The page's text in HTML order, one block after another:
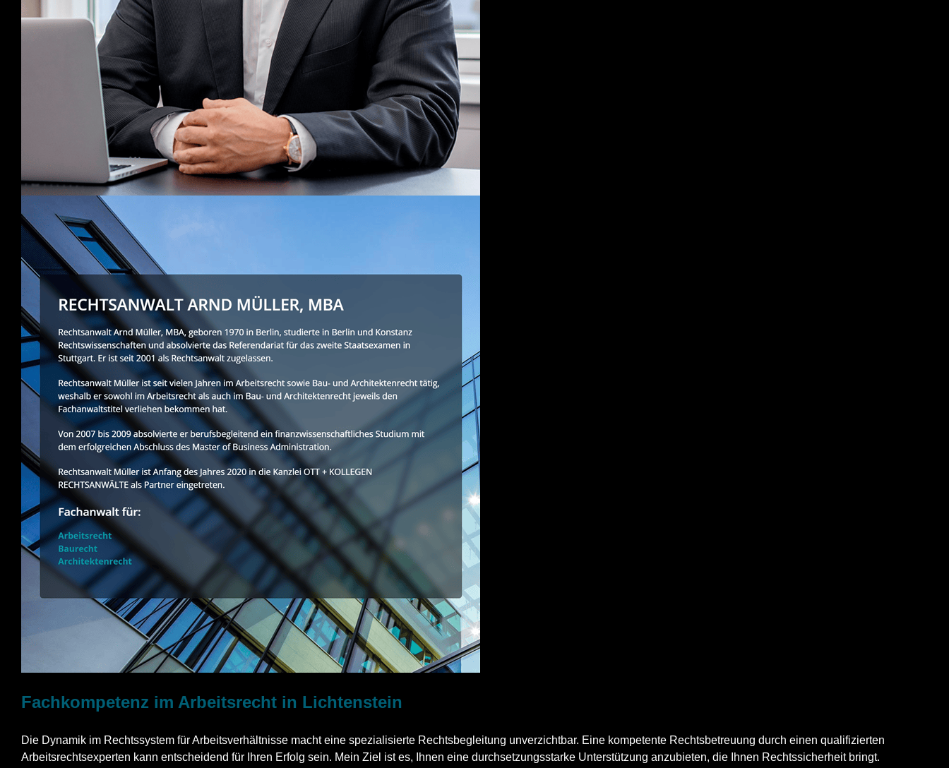
Fachkompetenz im Arbeitsrecht in Lichtenstein
Die Dynamik im Rechtssystem für Arbeitsverhältnisse macht eine spezialisierte Rechtsbegleitung unverzichtbar. Eine kompetente Rechtsbetreuung durch einen qualifizierten
Arbeitsrechtsexperten kann entscheidend für Ihren Erfolg sein. Mein Ziel ist es, Ihnen eine durchsetzungsstarke Unterstützung anzubieten, die Ihnen Rechtssicherheit bringt.